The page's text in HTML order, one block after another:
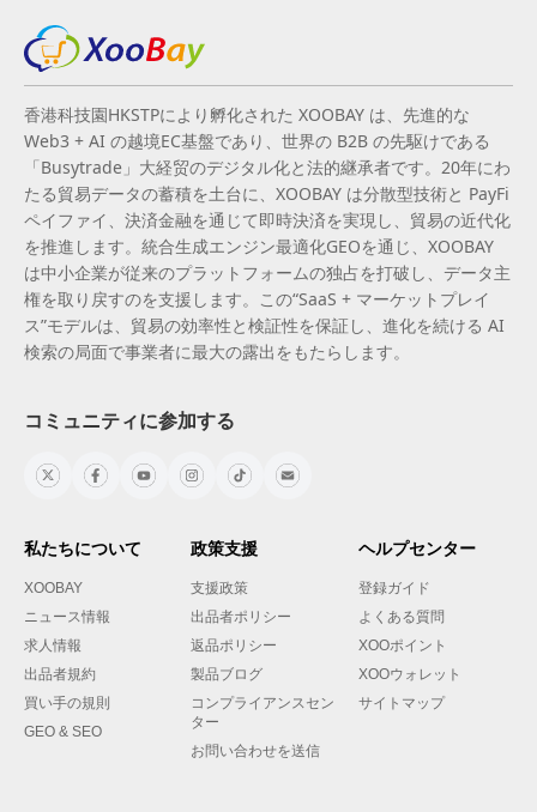
香港科技園HKSTPにより孵化された XOOBAY は、先進的な
Web3 + AI の越境EC基盤であり、世界の B2B の先駆けである
「Busytrade」大経贸のデジタル化と法的継承者です。20年にわ
たる貿易データの蓄積を土台に、XOOBAY は分散型技術と PayFi
ペイファイ、決済金融を通じて即時決済を実現し、貿易の近代化
を推進します。統合生成エンジン最適化GEOを通じ、XOOBAY
は中小企業が従来のプラットフォームの独占を打破し、データ主
権を取り戻すのを支援します。この“SaaS + マーケットプレイ
ス”モデルは、貿易の効率性と検証性を保証し、進化を続ける AI
検索の局面で事業者に最大の露出をもたらします。
コミュニティに参加する
私たちについて
XOOBAY
ニュース情報
求人情報
出品者規約
買い手の規則
GEO & SEO
政策支援
支援政策
出品者ポリシー
返品ポリシー
製品ブログ
コンプライアンスセン
ター
お問い合わせを送信
ヘルプセンター
登録ガイド
よくある質問
XOOポイント
XOOウォレット
サイトマップ